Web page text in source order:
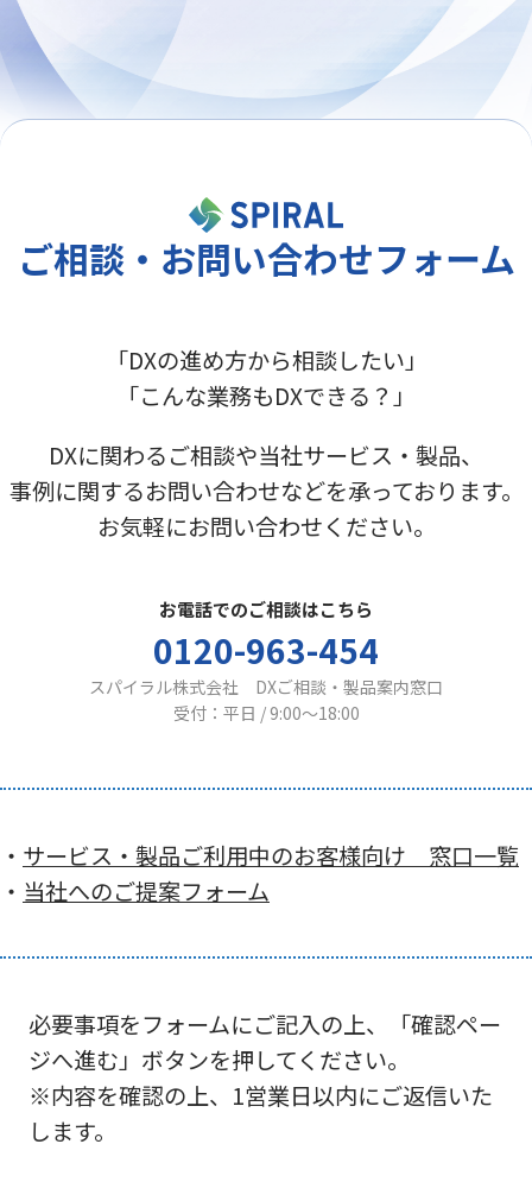
ご相談・お問い合わせフォーム
「DXの進め方から相談したい」
「こんな業務もDXできる？」
DXに関わるご相談や当社サービス・製品、
事例に関するお問い合わせなどを承っております。
お気軽にお問い合わせください。
お電話でのご相談はこちら
0120-963-454
スパイラル株式会社 DXご相談・製品案内窓口
受付：平日 / 9:00〜18:00
・ サービス・製品ご利用中のお客様向け 窓口一覧
・ 当社へのご提案フォーム
必要事項をフォームにご記入の上、「確認ペー
ジへ進む」ボタンを押してください。
※内容を確認の上、1営業日以内にご返信いた
します。